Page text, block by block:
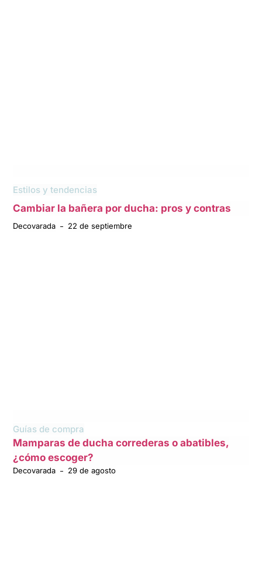
Estilos y tendencias
Cambiar la bañera por ducha: pros y contras
Decovarada 22 de septiembre
Guías de compra
Mamparas de ducha correderas o abatibles,
¿cómo escoger?
Decovarada 29 de agosto